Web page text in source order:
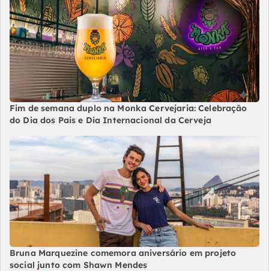
Fim de semana duplo na Monka Cervejaria: Celebração
do Dia dos Pais e Dia Internacional da Cerveja
Bruna Marquezine comemora aniversário em projeto
social junto com Shawn Mendes